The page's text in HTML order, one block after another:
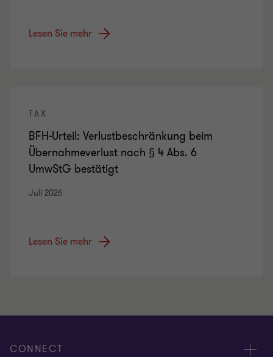
Lesen Sie mehr
TAX
BFH-Urteil: Verlustbeschränkung beim
Übernahmeverlust nach § 4 Abs. 6
UmwStG bestätigt
Juli 2026
Lesen Sie mehr
CONNECT